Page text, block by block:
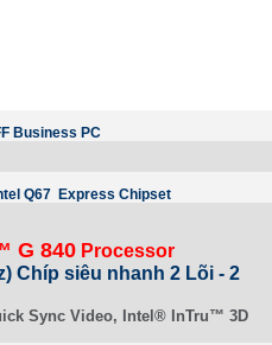
Business PC
Q67 Express Chipset
G 840 Processor
Chíp siêu nhanh 2 Lõi - 2
Sync Video, Intel® InTru™ 3D